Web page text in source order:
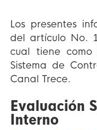
Los presentes
del artículo No.
cual tiene
Sistema de
Canal Trece.
Evaluación
Interno